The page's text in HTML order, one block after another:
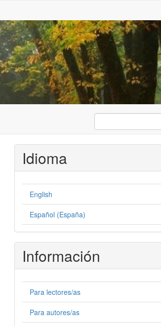
Idioma
English
Español (España)
Información
Para lectores/as
Para autores/as